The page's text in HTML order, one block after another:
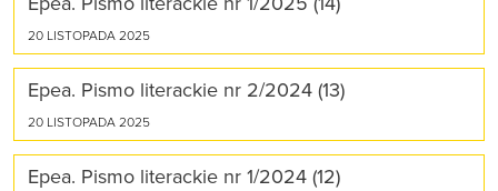
20 LISTOPADA 2025
Epea. Pismo literackie nr 2/2024 (13)
20 LISTOPADA 2025
Epea. Pismo literackie nr 1/2024 (12)